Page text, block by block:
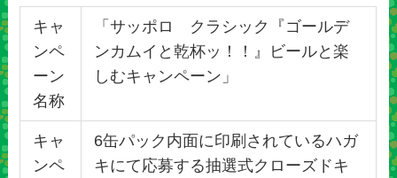
キャ
ンペ
ーン
名称
「サッポロ クラシック『ゴールデ
ンカムイと乾杯ッ！！』ビールと楽
しむキャンペーン」
キャ
ンペ
6缶パック内面に印刷されているハガ
キにて応募する抽選式クローズドキ